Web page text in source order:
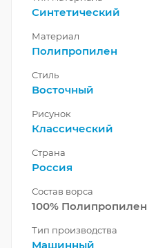
Синтетический
Материал
Полипропилен
Стиль
Восточный
Рисунок
Классический
Страна
Россия
Состав ворса
100% Полипропилен
Тип производства
Машинный